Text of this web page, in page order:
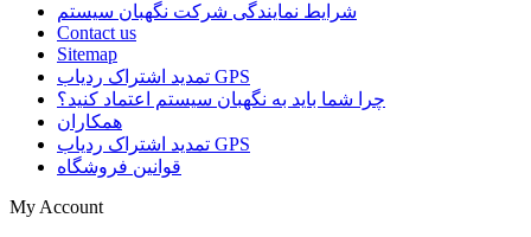
شرایط نمایندگی شرکت نگهبان سیستم
Contact us
Sitemap
تمدید اشتراک ردیاب GPS
چرا شما باید به نگهبان سیستم اعتماد کنید؟
همکاران
تمدید اشتراک ردیاب GPS
قوانین فروشگاه
My Account